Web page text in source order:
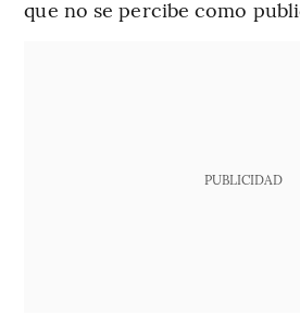
que no se percibe como
PUBLICIDAD